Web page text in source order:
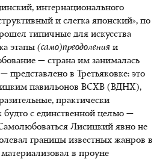
интернационального
и слегка японский», по
типичные для искусства
этапы (само)преодоления и
— страна им занималась
представлено в Третьяковке: это
павильонов ВСХВ (ВДНХ),
практически
с единственной целью —
Лисицкий явно не
границы известных жанров в
в проуне